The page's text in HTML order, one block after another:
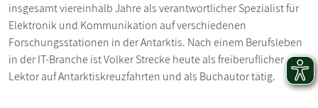
insgesamt viereinhalb Jahre als verantwortlicher Spezialist für
Elektronik und Kommunikation auf verschiedenen
Forschungsstationen in der Antarktis. Nach einem Berufsleben
in der IT-Branche ist Volker Strecke heute als freiberuflicher
Lektor auf Antarktiskreuzfahrten und als Buchautor tätig.